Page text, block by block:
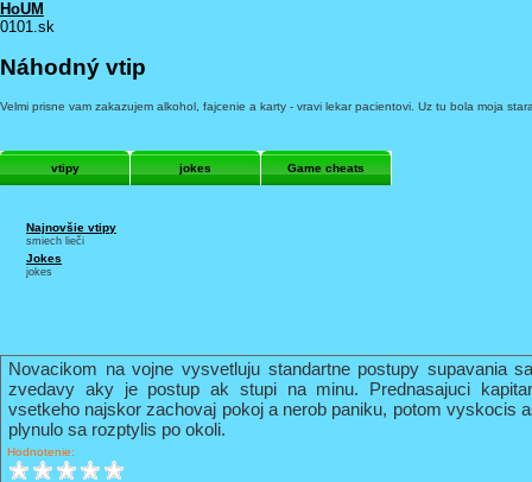
HoUM
0101.sk
Náhodný vtip
Velmi prisne vam zakazujem alkohol, fajcenie a karty - vravi lekar pacientovi. Uz tu bola moja
vtipy jokes Game cheats
Najnovšie vtipy
smiech lieči
Jokes
jokes
Novacikom na vojne vysvetluju standartne postupy supavania
zvedavy aky je postup ak stupi na minu. Prednasajuci
vsetkeho najskor zachovaj pokoj a nerob paniku, potom vyskocis
plynulo sa rozptylis po okoli.
Hodnotenie: